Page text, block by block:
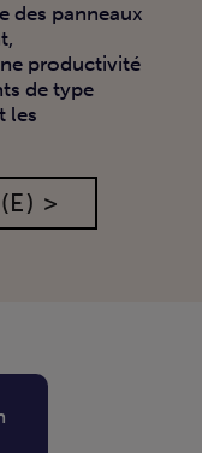
des panneaux
productivité
de type
les
>